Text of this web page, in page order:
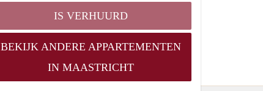
IS VERHUURD
BEKIJK ANDERE APPARTEMENTEN
IN MAASTRICHT